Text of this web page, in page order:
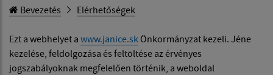
Bevezetés Elérhetőségek
Ezt a webhelyet a www.janice.sk Önkormányzat kezeli. Jéne
kezelése, feldolgozása és feltöltése az érvényes
jogszabályoknak megfelelően történik, a weboldal